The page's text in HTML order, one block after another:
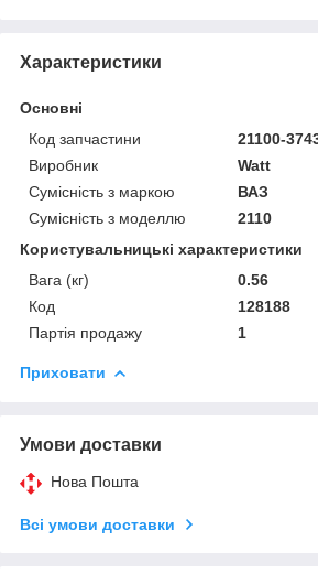
Характеристики
Основні
Код запчастини
21100-
Виробник
Watt
Сумісність з маркою
ВАЗ
Сумісність з моделлю
2110
Користувальницькі характеристики
Вага (кг)
0.56
Код
128188
Партія продажу
1
Приховати
Умови доставки
Нова Пошта
Всі умови доставки